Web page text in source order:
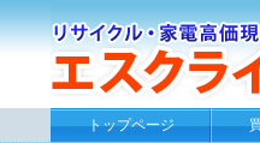
トップページ